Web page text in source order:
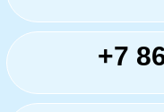
+7